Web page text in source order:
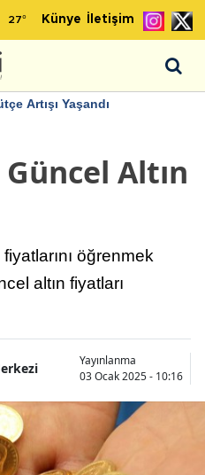
27° Künye İletişim
Artışı Yaşandı
Altın
fiyatlarını öğrenmek
altın fiyatları
Yayınlanma
03 Ocak 2025 - 10:16